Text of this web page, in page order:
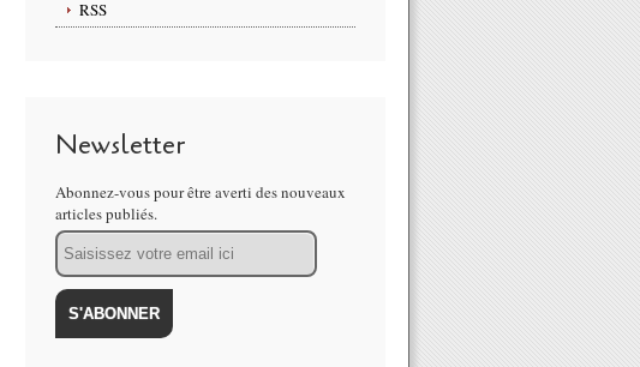
RSS
Newsletter
Abonnez-vous pour être averti des nouveaux
articles publiés.
Email